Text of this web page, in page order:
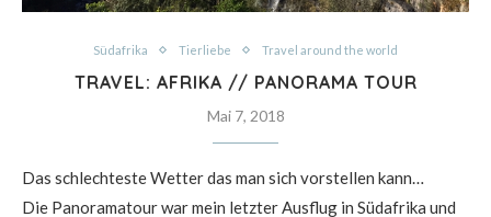
Südafrika Tierliebe Travel around the world
TRAVEL: AFRIKA // PANORAMA TOUR
Mai 7, 2018
Das schlechteste Wetter das man sich vorstellen kann…
Die Panoramatour war mein letzter Ausflug in Südafrika und